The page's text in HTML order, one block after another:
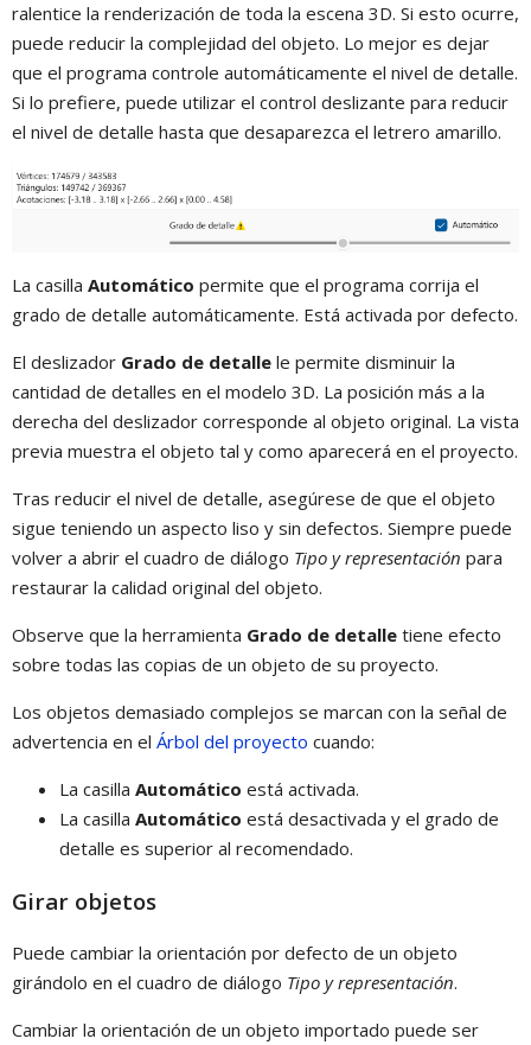
ralentice la renderización de toda la escena 3D. Si esto ocurre,
puede reducir la complejidad del objeto. Lo mejor es dejar
que el programa controle automáticamente el nivel de detalle.
Si lo prefiere, puede utilizar el control deslizante para reducir
el nivel de detalle hasta que desaparezca el letrero amarillo.
La casilla Automático permite que el programa corrija el
grado de detalle automáticamente. Está activada por defecto.
El deslizador Grado de detalle le permite disminuir la
cantidad de detalles en el modelo 3D. La posición más a la
derecha del deslizador corresponde al objeto original. La vista
previa muestra el objeto tal y como aparecerá en el proyecto.
Tras reducir el nivel de detalle, asegúrese de que el objeto
sigue teniendo un aspecto liso y sin defectos. Siempre puede
volver a abrir el cuadro de diálogo Tipo y representación para
restaurar la calidad original del objeto.
Observe que la herramienta Grado de detalle tiene efecto
sobre todas las copias de un objeto de su proyecto.
Los objetos demasiado complejos se marcan con la señal de
advertencia en el Árbol del proyecto cuando:
La casilla Automático está activada.
La casilla Automático está desactivada y el grado de
detalle es superior al recomendado.
Girar objetos
Puede cambiar la orientación por defecto de un objeto
girándolo en el cuadro de diálogo Tipo y representación.
Cambiar la orientación de un objeto importado puede ser